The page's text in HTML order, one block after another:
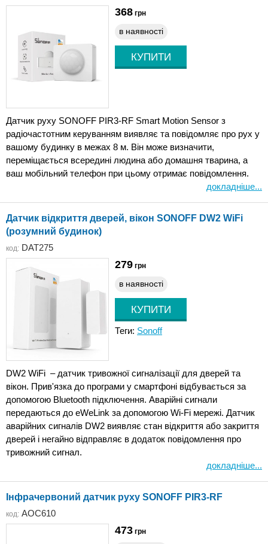
368 грн
в наявності
Датчик руху SONOFF PIR3-RF Smart Motion Sensor з
радіочастотним керуванням виявляє та повідомляє про рух у
вашому будинку в межах 8 м. Він може визначити,
переміщається всередині людина або домашня тварина, а
ваш мобільний телефон при цьому отримає повідомлення.
докладніше...
Датчик відкриття дверей, вікон SONOFF DW2 WiFi
(розумний будинок)
код: DAT275
279 грн
в наявності
Теги: Sonoff
DW2 WiFi – датчик тривожної сигналізації для дверей та
вікон. Прив'язка до програми у смартфоні відбувається за
допомогою Bluetooth підключення. Аварійні сигнали
передаються до eWeLink за допомогою Wi-Fi мережі. Датчик
аварійних сигналів DW2 виявляє стан відкриття або закриття
дверей і негайно відправляє в додаток повідомлення про
тривожний сигнал.
докладніше...
Інфрачервоний датчик руху SONOFF PIR3-RF
код: AOC610
473 грн